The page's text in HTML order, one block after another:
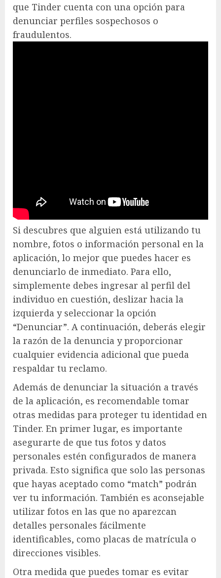
que Tinder cuenta con una opción para
denunciar perfiles sospechosos o
fraudulentos.
Si descubres que alguien está utilizando tu
nombre, fotos o información personal en la
aplicación, lo mejor que puedes hacer es
denunciarlo de inmediato. Para ello,
simplemente debes ingresar al perfil del
individuo en cuestión, deslizar hacia la
izquierda y seleccionar la opción
“Denunciar”. A continuación, deberás elegir
la razón de la denuncia y proporcionar
cualquier evidencia adicional que pueda
respaldar tu reclamo.
Además de denunciar la situación a través
de la aplicación, es recomendable tomar
otras medidas para proteger tu identidad en
Tinder. En primer lugar, es importante
asegurarte de que tus fotos y datos
personales estén configurados de manera
privada. Esto significa que solo las personas
que hayas aceptado como “match” podrán
ver tu información. También es aconsejable
utilizar fotos en las que no aparezcan
detalles personales fácilmente
identificables, como placas de matrícula o
direcciones visibles.
Otra medida que puedes tomar es evitar